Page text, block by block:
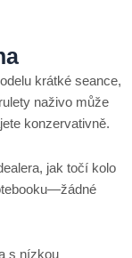
krátké seance,
naživo může
konzervativně.
jak točí kolo
s nízkou